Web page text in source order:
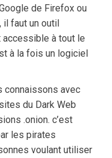
de Firefox ou
faut un outil
à tout le
à la fois un logiciel
connaissons avec
du Dark Web
.onion. c’est
les pirates
voulant utiliser